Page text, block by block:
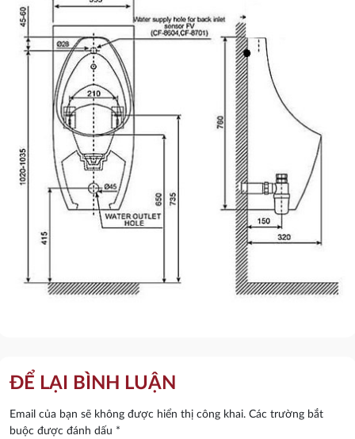
ĐỂ LẠI BÌNH LUẬN
Email của bạn sẽ không được hiển thị công khai. Các trường bắt
buộc được đánh dấu *